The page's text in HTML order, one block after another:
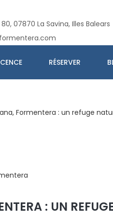
07870 La Savina, Illes Balears
RÉSERVER
Formentera : un refuge
: UN